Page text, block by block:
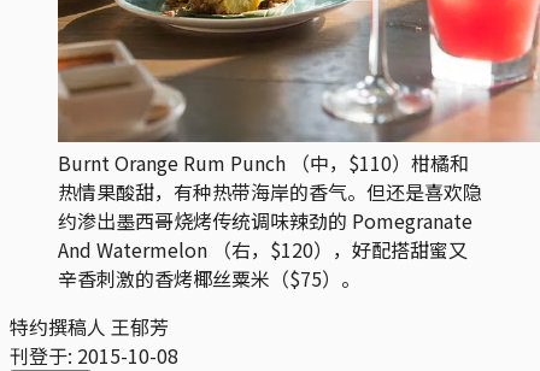
Burnt Orange Rum Punch （中，$110）柑橘和
热情果酸甜，有种热带海岸的香气。但还是喜欢隐
约渗出墨西哥烧烤传统调味辣劲的 Pomegranate
And Watermelon （右，$120），好配搭甜蜜又
辛香刺激的香烤椰丝粟米（$75）。
特约撰稿人 王郁芳
刊登于: 2015-10-08